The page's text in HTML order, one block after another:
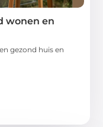
wonen en
gezond huis en